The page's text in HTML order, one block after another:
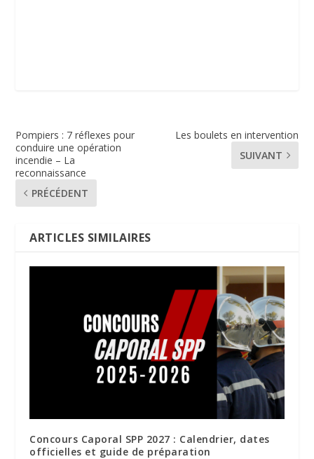
Pompiers : 7 réflexes pour
conduire une opération
incendie – La
reconnaissance
PRÉCÉDENT
Les boulets en intervention
SUIVANT
ARTICLES SIMILAIRES
Concours Caporal SPP 2027 : Calendrier, dates
officielles et guide de préparation